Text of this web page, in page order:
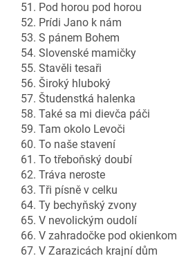
51. Pod horou pod horou
52. Prídi Jano k nám
53. S pánem Bohem
54. Slovenské mamičky
55. Stavěli tesaři
56. Široký hluboký
57. Študenstká halenka
58. Také sa mi dievča páči
59. Tam okolo Levoči
60. To naše stavení
61. To třeboňský doubí
62. Tráva neroste
63. Tři písně v celku
64. Ty bechyňský zvony
65. V nevolickým oudolí
66. V zahradočke pod okienkom
67. V Zarazicách krajní dům